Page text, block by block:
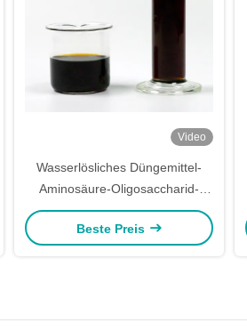
Video
Wasserlösliches Düngemittel-
Aminosäure-Oligosaccharid-
Peptid für Tomaten-Ernten
Beste Preis